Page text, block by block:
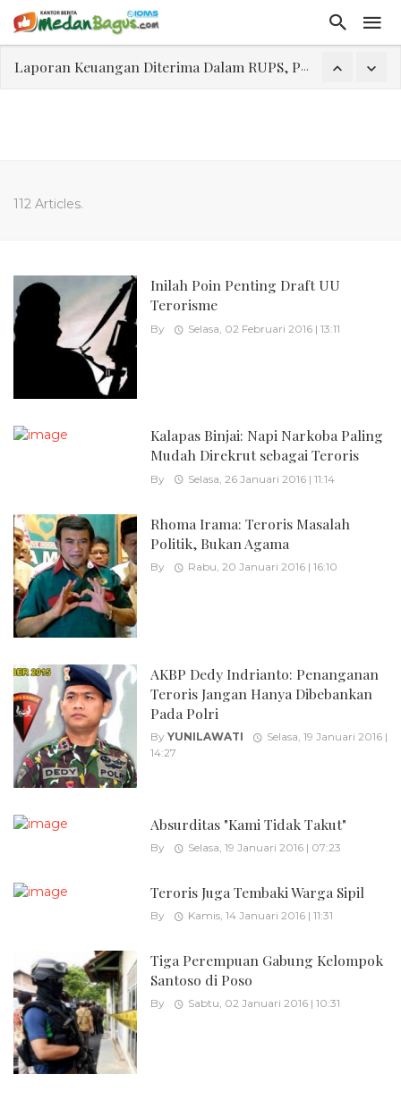
Laporan Keuangan Diterima Dalam RUPS, Pelaporan Hingga Penahanan Mantan Direktur PT GKS Dinilai Rancu
112 Articles.
Inilah Poin Penting Draft UU
Terorisme
By Selasa, 02 Februari 2016 | 13:11
Kalapas Binjai: Napi Narkoba Paling
Mudah Direkrut sebagai Teroris
By Selasa, 26 Januari 2016 | 11:14
Rhoma Irama: Teroris Masalah
Politik, Bukan Agama
By Rabu, 20 Januari 2016 | 16:10
AKBP Dedy Indrianto: Penanganan
Teroris Jangan Hanya Dibebankan
Pada Polri
By YUNILAWATI
Selasa, 19 Januari 2016 |
14:27
Absurditas "Kami Tidak Takut"
By Selasa, 19 Januari 2016 | 07:23
Teroris Juga Tembaki Warga Sipil
By Kamis, 14 Januari 2016 | 11:31
Tiga Perempuan Gabung Kelompok
Santoso di Poso
By Sabtu, 02 Januari 2016 | 10:31